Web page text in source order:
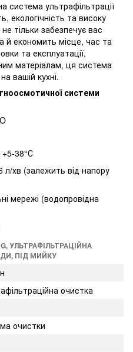
система ультрафільтрації
екологічність та високу
тільки забезпечує вас
економить місце, час та
та експлуатації,
матеріалам, ця система
вашій кухні.
системи
+5-38°С
л/хв (залежить від напору
мережі (водопровідна
УЛЬТРАФІЛЬТРАЦІЙНА
ПІД МИЙКУ
очистка
очистки